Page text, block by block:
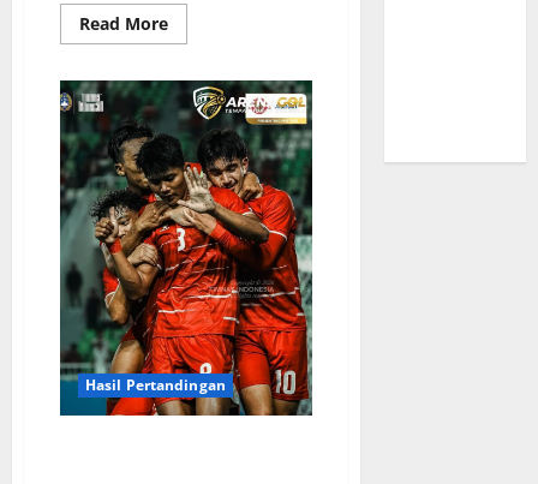
Read MoreRead
more
Transfer
Pemain
Indonesia
u19
ke
Klub
Luar
Negeri
Membuktikan
Kualitas
Talenta
Lokal
Kita
Hasil Pertandingan